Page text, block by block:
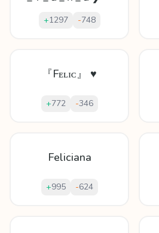
+1297 -748
『Fᴇʟɪᴄ』 ♥
+772 -346
Feliciana
+995 -624